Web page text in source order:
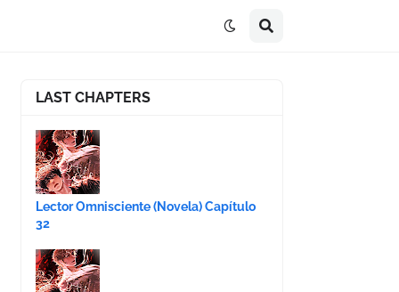
LAST CHAPTERS
Lector Omnisciente (Novela) Capítulo
32